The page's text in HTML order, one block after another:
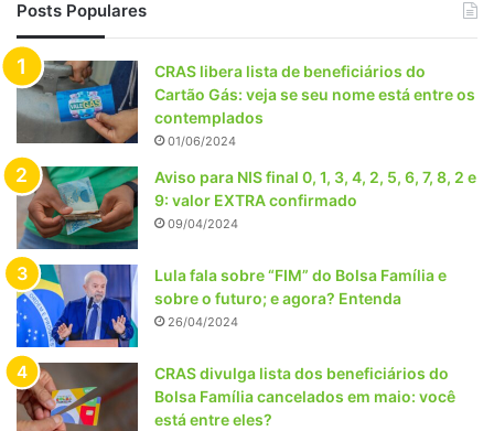
Posts Populares
CRAS libera lista de beneficiários do
Cartão Gás: veja se seu nome está entre os
contemplados
01/06/2024
Aviso para NIS final 0, 1, 3, 4, 2, 5, 6, 7, 8, 2 e
9: valor EXTRA confirmado
09/04/2024
Lula fala sobre “FIM” do Bolsa Família e
sobre o futuro; e agora? Entenda
26/04/2024
CRAS divulga lista dos beneficiários do
Bolsa Família cancelados em maio: você
está entre eles?